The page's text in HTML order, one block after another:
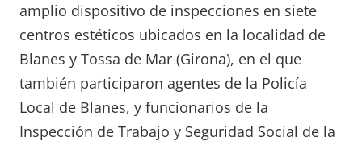
amplio dispositivo de inspecciones en siete
centros estéticos ubicados en la localidad de
Blanes y Tossa de Mar (Girona), en el que
también participaron agentes de la Policía
Local de Blanes, y funcionarios de la
Inspección de Trabajo y Seguridad Social de la